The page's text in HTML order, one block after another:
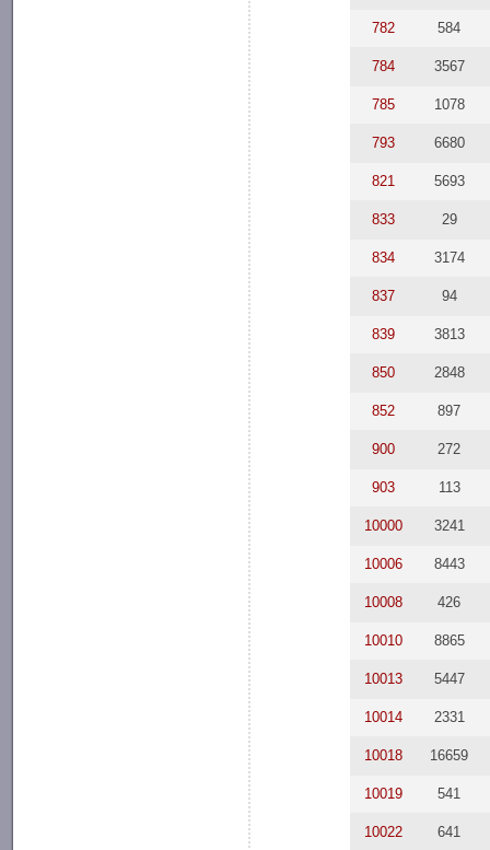
782 584
784 3567
785 1078
793 6680
821 5693
833 29
834 3174
837 94
839 3813
850 2848
852 897
900 272
903 113
10000 3241
10006 8443
10008 426
10010 8865
10013 5447
10014 2331
10018 16659
10019 541
10022 641